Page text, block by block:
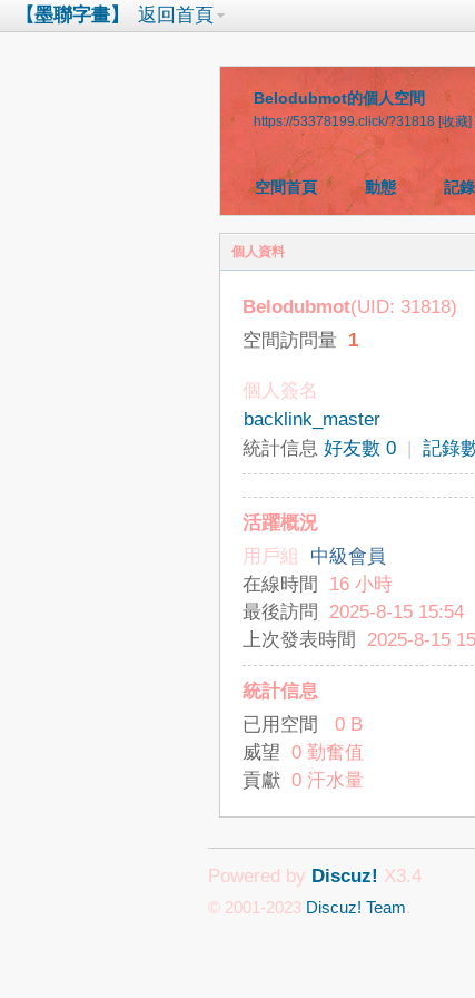
【墨聯字畫】 返回首頁
Belodubmot的個人空間
https://53378199.click/?31818 [收藏]
空間首頁 動態 記錄
個人資料
Belodubmot(UID: 31818)
空間訪問量
1
個人簽名
backlink_master
統計信息 好友數 0 | 記錄
活躍概況
用戶組 中級會員
在線時間
16 小時
最後訪問
2025-8-15 15:54
上次發表時間
2025-8-15
統計信息
已用空間
0 B
威望 0 勤奮值
貢獻 0 汗水量
Powered by Discuz! X3.4
© 2001-2023 Discuz! Team.